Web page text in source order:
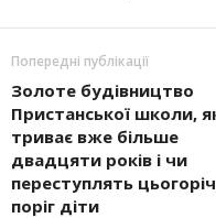
Попередні публікації
Золоте будівництво
Пристанської школи,
триває вже більше
двадцяти років і чи
переступлять цьогоріч
поріг діти